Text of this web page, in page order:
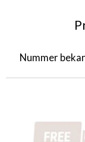
Nummer